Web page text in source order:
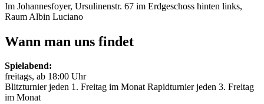
Im Johannesfoyer, Ursulinenstr. 67 im Erdgeschoss hinten links,
Raum Albin Luciano
Wann man uns findet
Spielabend:
freitags, ab 18:00 Uhr
Blitzturnier jeden 1. Freitag im Monat Rapidturnier jeden 3. Freitag
im Monat